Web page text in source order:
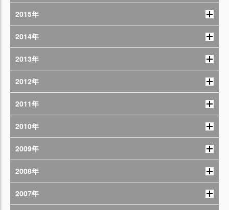
2015年
2014年
2013年
2012年
2011年
2010年
2009年
2008年
2007年